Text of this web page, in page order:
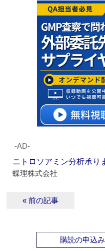
‐AD‐
ニトロソアミン分析承
蝶理株式会社
« 前の記事
購読の申込